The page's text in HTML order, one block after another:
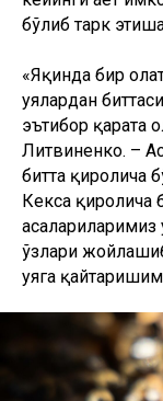
битта қиролича
Кекса қиролича
ўзлари
уяга